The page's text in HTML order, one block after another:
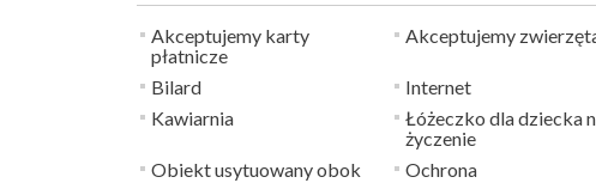
Akceptujemy karty
płatnicze
Akceptujemy
Bilard Internet
Kawiarnia
Łóżeczko dla dziecka
życzenie
Obiekt usytuowany obok
Ochrona